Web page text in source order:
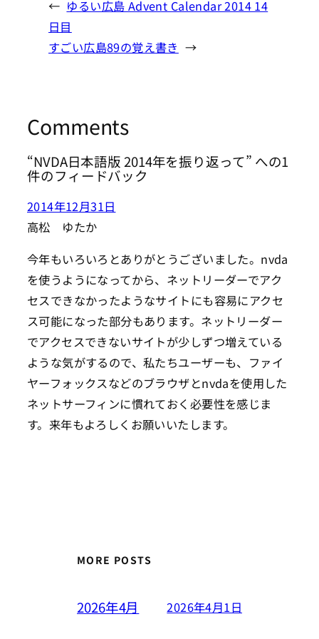
← ゆるい広島 Advent Calendar 2014 14
日目
すごい広島89の覚え書き →
Comments
“NVDA日本語版 2014年を振り返って” への1
件のフィードバック
2014年12月31日
高松 ゆたか
今年もいろいろとありがとうございました。nvda
を使うようになってから、ネットリーダーでアク
セスできなかったようなサイトにも容易にアクセ
ス可能になった部分もあります。ネットリーダー
でアクセスできないサイトが少しずつ増えている
ような気がするので、私たちユーザーも、ファイ
ヤーフォックスなどのブラウザとnvdaを使用した
ネットサーフィンに慣れておく必要性を感じま
す。来年もよろしくお願いいたします。
MORE POSTS
2026年4月 2026年4月1日